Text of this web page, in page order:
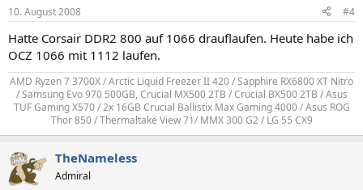
10. August 2008 #4
Hatte Corsair DDR2 800 auf 1066 drauflaufen. Heute habe ich
OCZ 1066 mit 1112 laufen.
AMD Ryzen 7 3700X / Arctic Liquid Freezer II 420 / Sapphire RX6800 XT Nitro
/ Samsung Evo 970 500GB, Crucial MX500 2TB / Crucial BX500 2TB / Asus
TUF Gaming X570 / 2x 16GB Crucial Ballistix Max Gaming 4000 / Asus ROG
Thor 850 / Thermaltake View 71/ MMX 300 G2 / LG 55 CX9​
TheNameless
Admiral